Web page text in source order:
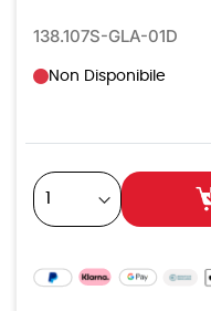
138.107S-GLA-01D
Non Disponibile